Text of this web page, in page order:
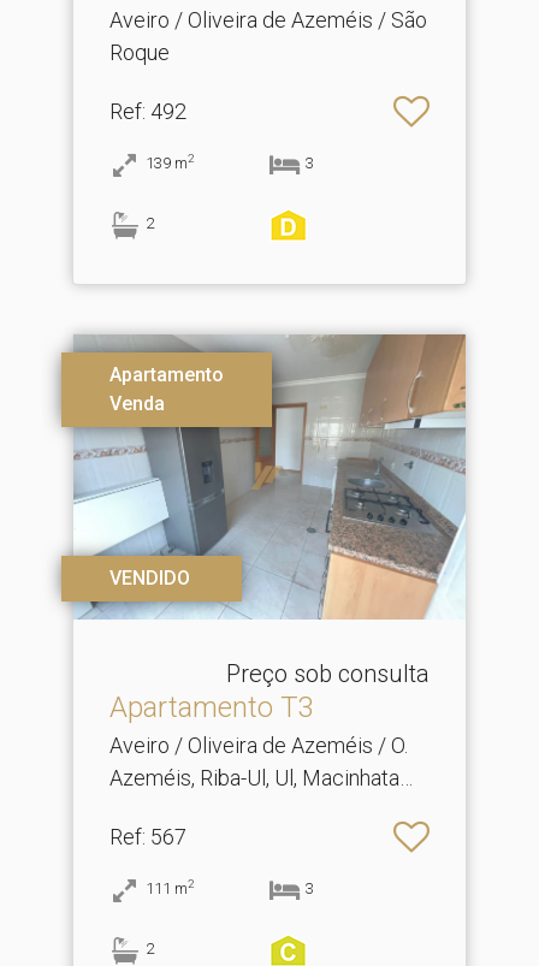
Aveiro / Oliveira de Azeméis / São
Roque
Ref: 492
139 m2 3
2
Apartamento
Venda
VENDIDO
Preço sob consulta
Apartamento T3
Aveiro / Oliveira de Azeméis / O.
Azeméis, Riba-Ul, Ul, Macinhata
Ref: 567
111 m2 3
2